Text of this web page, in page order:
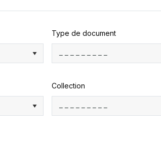
Type de document
Collection